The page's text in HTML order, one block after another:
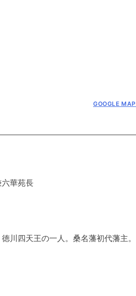
GOOGLE MAP
華苑長
川四天王の一人。桑名藩初代藩主。